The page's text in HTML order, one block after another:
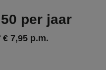
per jaar
€ 7,95 p.m.